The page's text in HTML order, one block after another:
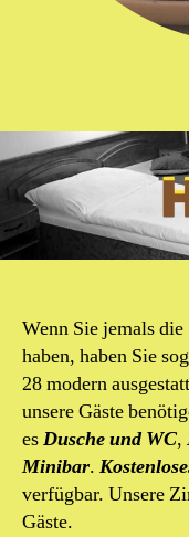
Wenn Sie jemals
haben, haben Sie
28 modern
unsere Gäste
esDusche und WC,
Minibar.
verfügbar. Unsere
Gäste.